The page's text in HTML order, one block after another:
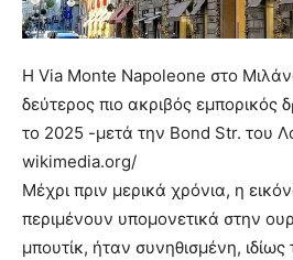
Η Via Monte Napoleone στο
δεύτερος πιο ακριβός εμπορικός
το 2025 -μετά την Bond Str. του
wikimedia.org/
Μέχρι πριν μερικά χρόνια, η
περιμένουν υπομονετικά στην
μπουτίκ, ήταν συνηθισμένη,